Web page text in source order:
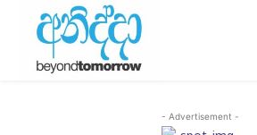
- Advertisement -